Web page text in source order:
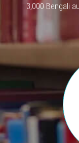
3,000 Bengali